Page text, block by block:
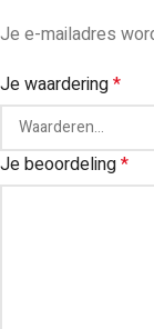
Je e-mailadres
Je waardering*
Je beoordeling*